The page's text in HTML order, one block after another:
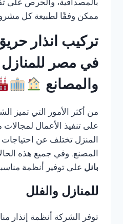
بالمصداقية، والحرص على
ممكن وفقًا لطبيعة كل
في مصر
والمصانع
من أكثر الأمور التي تميز
على تنفيذ الأعمال لمجالات
المنزل تختلف عن احتياجات
المصنع. وفي جميع هذه
بانل على توفير أنظمة
للمنازل والفلل
توفر الشركة أنظمة إنذار